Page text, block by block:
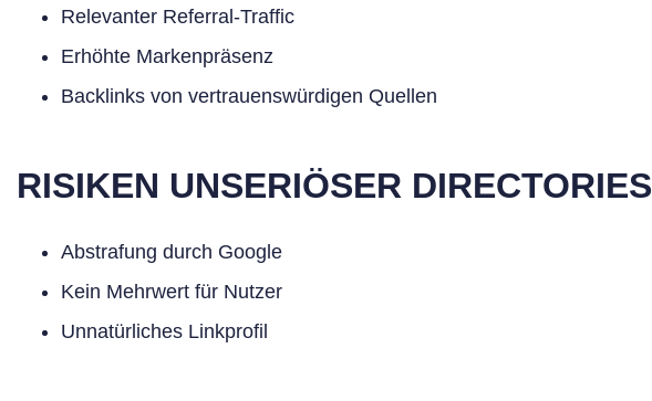
Relevanter Referral-Traffic
Erhöhte Markenpräsenz
Backlinks von vertrauenswürdigen Quellen
RISIKEN UNSERIÖSER DIRECTORIES
Abstrafung durch Google
Kein Mehrwert für Nutzer
Unnatürliches Linkprofil